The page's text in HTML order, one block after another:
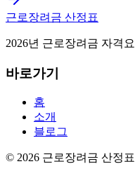
근로장려금 산정표
2026년 근로장려금 자격
바로가기
홈
소개
블로그
© 2026 근로장려금 산정표